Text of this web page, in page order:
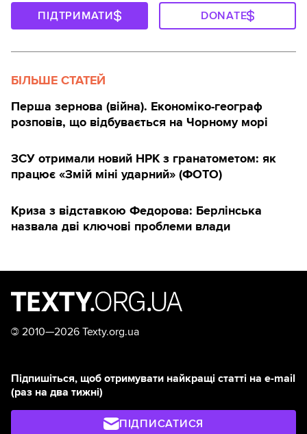
ПІДТРИМАТИ DONATE
БІЛЬШЕ СТАТЕЙ
Перша зернова (війна). Економіко-географ
розповів, що відбувається на Чорному морі
ЗСУ отримали новий НРК з гранатометом: як
працює «Змій міні ударний» (ФОТО)
Криза з відставкою Федорова: Берлінська
назвала дві ключові проблеми влади
© 2010—2026 Texty.org.ua
Підпишіться, щоб отримувати найкращі статті на e-mail
(раз на два тижні)
ПІДПИСАТИСЯ